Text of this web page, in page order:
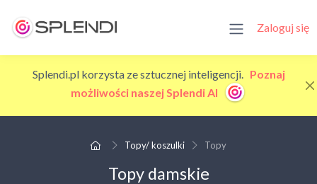
Zaloguj się
Splendi.pl korzysta ze sztucznej inteligencji. Poznaj
możliwości naszej Splendi AI
Topy/ koszulki Topy
Topy damskie